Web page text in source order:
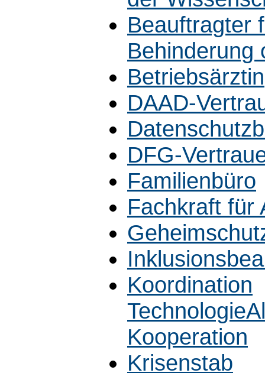
Beauftragter
Behinderung
Betriebsärztin
DAAD-
DFG-
Familienbüro
Fachkraft für
Koordination
Kooperation
Krisenstab